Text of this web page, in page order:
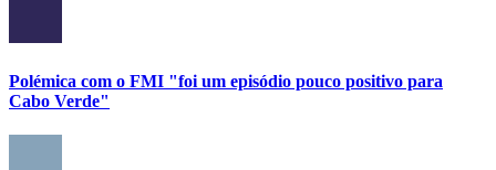
Polémica com o FMI "foi um episódio pouco positivo para
Cabo Verde"